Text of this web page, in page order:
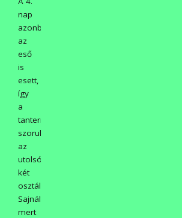
nap
azonban
az
eső
is
esett,
így
a
tantermekbe
szorultunk
az
utolsó
két
osztállyal.
Sajnáltuk,
mert